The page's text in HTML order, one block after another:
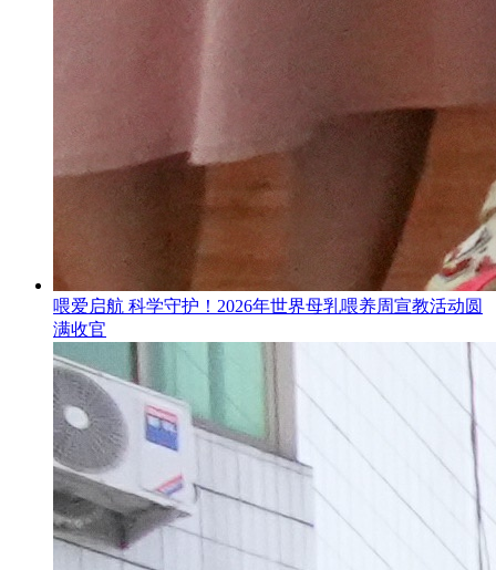
喂爱启航 科学守护！2026年世界母乳喂养周宣教活动圆
满收官